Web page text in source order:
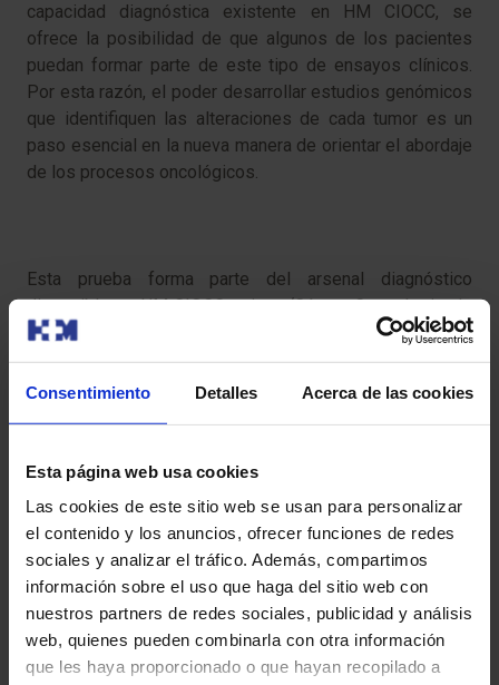
Consentimiento Detalles Acerca de las cookies
Esta página web usa cookies
Las cookies de este sitio web se usan para personalizar
el contenido y los anuncios, ofrecer funciones de redes
sociales y analizar el tráfico. Además, compartimos
información sobre el uso que haga del sitio web con
nuestros partners de redes sociales, publicidad y análisis
web, quienes pueden combinarla con otra información
que les haya proporcionado o que hayan recopilado a
capacidad diagnóstica existente en HM CIOCC, se
ofrece la posibilidad de que algunos de los pacientes
puedan formar parte de este tipo de ensayos clínicos.
Por esta razón, el poder desarrollar estudios genómicos
que identifiquen las alteraciones de cada tumor es un
paso esencial en la nueva manera de orientar el abordaje
de los procesos oncológicos.
Esta prueba forma parte del arsenal diagnóstico
disponible en HM CIOCC, primer ‘Cáncer Center’ privado
de España con más de 3.300 nuevos pacientes en 2017.
«Lo que explicamos al paciente es que necesitamos
buscar nuevas vías para tratar su tumor, se trata de
presenta la cerradura específica (la mutación) para usar
así actuar contra la célula tumoral. Neratinib es un
fármaco que ya se utiliza en pacientes con
sobreexpresión de HER2 en cáncer de mama pero con
este estudio se ha querido probar la eficacia en tumores
con mutaciones, no sobreexpresión, independientemente
de la tipología de tumor», afirma la Dra. Boni.